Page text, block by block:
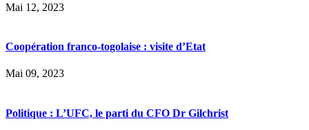
Mai 12, 2023
Coopération franco-togolaise : visite d’Etat
Mai 09, 2023
Politique : L’UFC, le parti du CFO Dr Gilchrist